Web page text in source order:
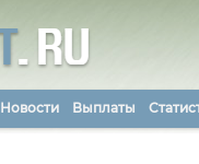
Новости Выплаты